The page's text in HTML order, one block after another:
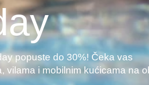
popuste do 30%! Čeka vas
vilama i mobilnim kućicama na